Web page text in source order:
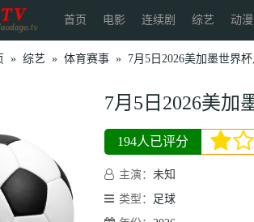
首页 电影 连续剧 综艺 动漫
» 综艺 » 体育赛事 » 7月5日2026美加墨世界
7月5日2026美加
194人已评分
主演： 未知
类型：
足球